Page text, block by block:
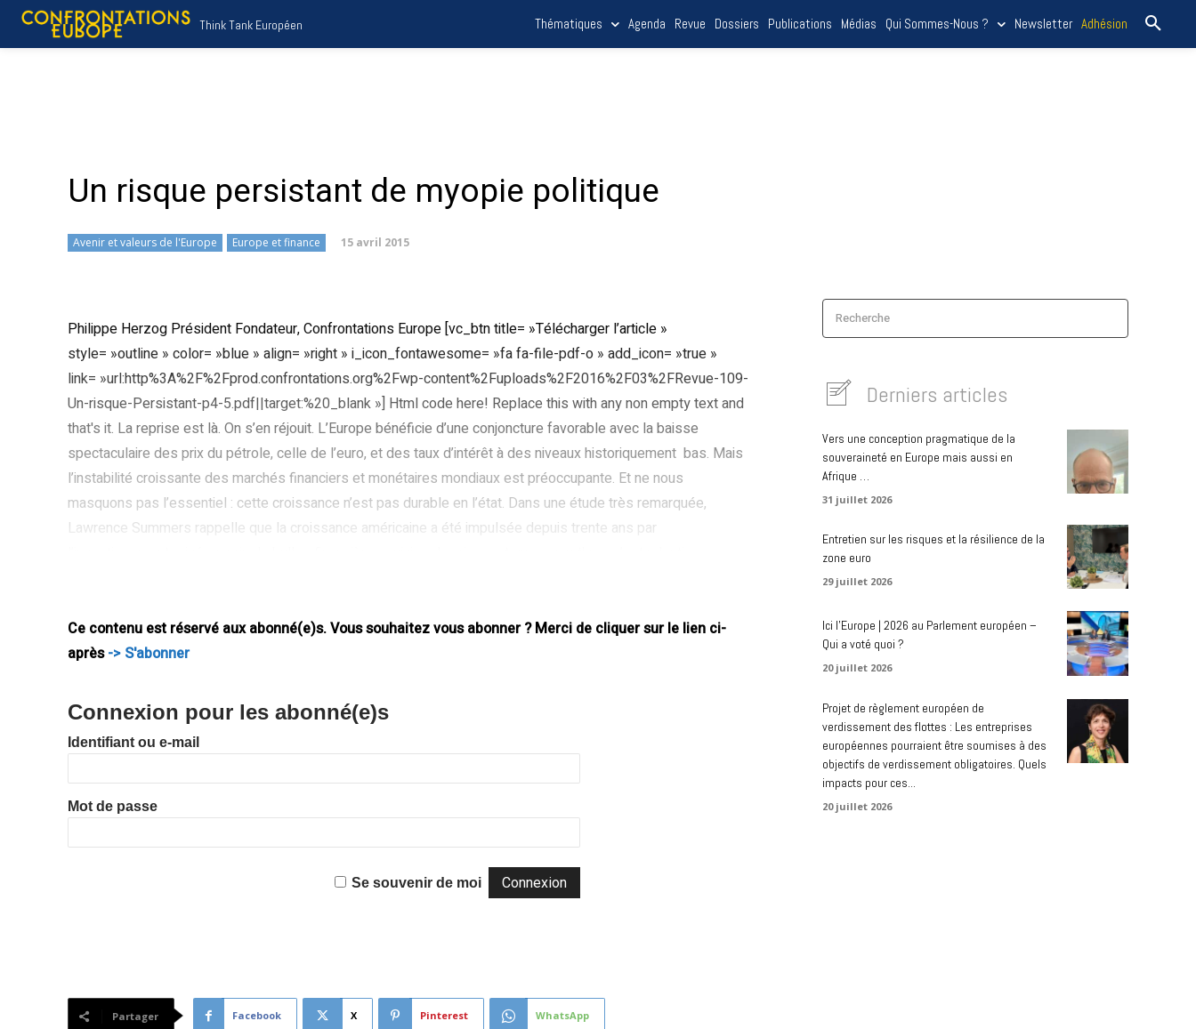
Think Tank Européen Thématiques Agenda Revue Dossiers Publications Médias Qui Sommes-Nous ? Newsletter Adhésion
Un risque persistant de myopie politique
Avenir et valeurs de l'Europe Europe et finance 15 avril 2015
Philippe Herzog Président Fondateur, Confrontations Europe [vc_btn title= »Télécharger l’article »
style= »outline » color= »blue » align= »right » i_icon_fontawesome= »fa fa-file-pdf-o » add_icon= »true »
link= »url:http%3A%2F%2Fprod.confrontations.org%2Fwp-content%2Fuploads%2F2016%2F03%2FRevue-109-
Un-risque-Persistant-p4-5.pdf||target:%20_blank »] Html code here! Replace this with any non empty text and
that's it. La reprise est là. On s’en réjouit. L’Europe bénéficie d’une conjoncture favorable avec la baisse
spectaculaire des prix du pétrole, celle de l’euro, et des taux d’intérêt à des niveaux historiquement bas. Mais
l’instabilité croissante des marchés financiers et monétaires mondiaux est préoccupante. Et ne nous
masquons pas l’essentiel : cette croissance n’est pas durable en l’état. Dans une étude très remarquée,
Lawrence Summers rappelle que la croissance américaine a été impulsée depuis trente ans par
Ce contenu est réservé aux abonné(e)s. Vous souhaitez vous abonner ? Merci de cliquer sur le lien ci-
après-> S'abonner
Connexion pour les abonné(e)s
Identifiant ou e-mail
Mot de passe
Se souvenir de moi
Partager Facebook X Pinterest WhatsApp
Recherche
Derniers articles
Vers une conception pragmatique de la
souveraineté en Europe mais aussi en
Afrique …
31 juillet 2026
Entretien sur les risques et la résilience de la
zone euro
29 juillet 2026
Ici l’Europe | 2026 au Parlement européen –
Qui a voté quoi ?
20 juillet 2026
Projet de règlement européen de
verdissement des flottes : Les entreprises
européennes pourraient être soumises à des
objectifs de verdissement obligatoires. Quels
impacts pour ces...
20 juillet 2026